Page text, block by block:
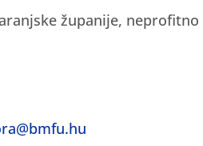
županije,